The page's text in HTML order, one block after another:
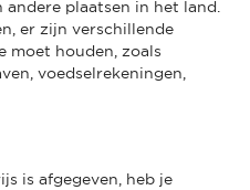
plaatsen in het land.
er zijn verschillende
moet houden, zoals
voedselrekeningen,
is afgegeven, heb je